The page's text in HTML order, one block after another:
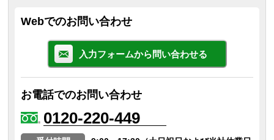
Webでのお問い合わせ
入力フォームから問い合わせる
お電話でのお問い合わせ
0120-220-449